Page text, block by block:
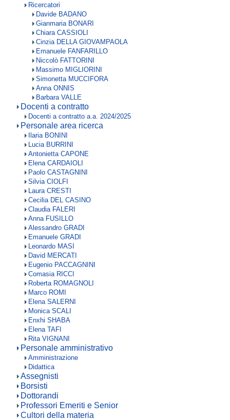
Ricercatori
Davide BADANO
Gianmaria BONARI
Chiara CASSIOLI
Cinzia DELLA GIOVAMPAOLA
Emanuele FANFARILLO
Niccolò FATTORINI
Massimo MIGLIORINI
Simonetta MUCCIFORA
Anna ONNIS
Barbara VALLE
Docenti a contratto
Docenti a contratto a.a. 2024/2025
Personale area ricerca
Ilaria BONINI
Lucia BURRINI
Antonietta CAPONE
Elena CARDAIOLI
Paolo CASTAGNINI
Silvia CIOLFI
Laura CRESTI
Cecilia DEL CASINO
Claudia FALERI
Anna FUSILLO
Alessandro GRADI
Emanuele GRADI
Leonardo MASI
David MERCATI
Eugenio PACCAGNINI
Comasia RICCI
Roberta ROMAGNOLI
Marco ROMI
Elena SALERNI
Monica SCALI
Enxhi SHABA
Elena TAFI
Rita VIGNANI
Personale amministrativo
Amministrazione
Didattica
Assegnisti
Borsisti
Dottorandi
Professori Emeriti e Senior
Cultori della materia